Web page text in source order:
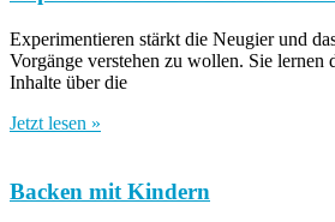
Experimentieren stärkt die Neugier und
Vorgänge verstehen zu wollen. Sie lernen
Inhalte über die
Jetzt lesen »
Backen mit Kindern